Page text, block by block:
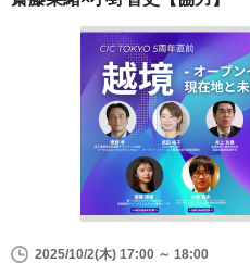
2025/10/2(木) 17:00 ～ 18:00